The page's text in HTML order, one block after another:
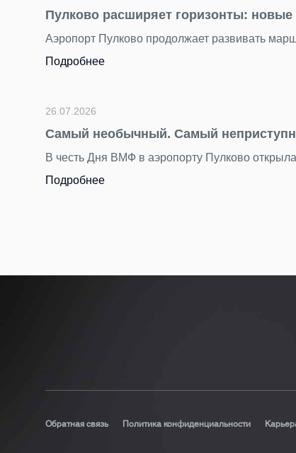
Пулково расширяет горизонты: новые
Аэропорт Пулково продолжает развивать
Подробнее
26.07.2026
Самый необычный. Самый
В честь Дня ВМФ в аэропорту Пулково
Подробнее
Обратная связь Политика конфиденциальности